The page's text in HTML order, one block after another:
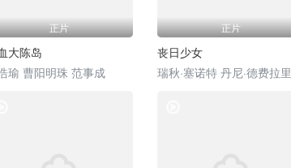
正片
大陈岛
瑜 曹阳明珠 范事成
正片
丧日少女
瑞秋·塞诺特 丹尼·德费拉里